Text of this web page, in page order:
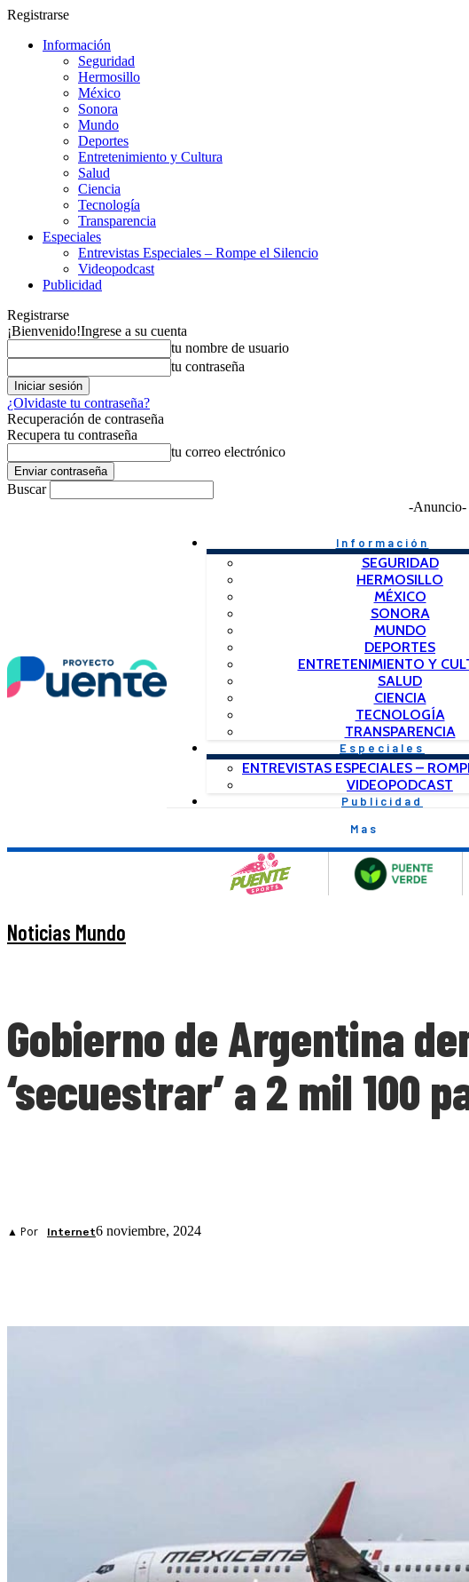
Registrarse
Información
Seguridad
Hermosillo
México
Sonora
Mundo
Deportes
Entretenimiento y Cultura
Salud
Ciencia
Tecnología
Transparencia
Especiales
Entrevistas Especiales – Rompe el Silencio
Videopodcast
Publicidad
Registrarse
¡Bienvenido!Ingrese a su cuenta
tu nombre de usuario
tu contraseña
¿Olvidaste tu contraseña?
Recuperación de contraseña
Recupera tu contraseña
tu correo electrónico
Buscar
-Anuncio-
Información
SEGURIDAD
HERMOSILLO
MÉXICO
SONORA
MUNDO
DEPORTES
ENTRETENIMIENTO Y
SALUD
CIENCIA
TECNOLOGÍA
TRANSPARENCIA
Especiales
ENTREVISTAS ESPECIALES –
VIDEOPODCAST
Publicidad
Mas
Noticias Mundo
Gobierno de Argentina
‘secuestrar’ a 2 mil 100
▲ Por Internet6 noviembre, 2024